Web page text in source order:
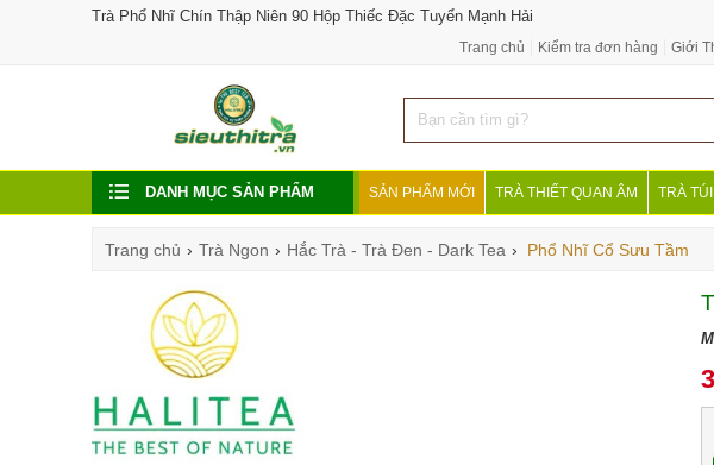
Trà Phổ Nhĩ Chín Thập Niên 90 Hộp Thiếc Đặc Tuyển Mạnh Hải
Trang chủ Kiểm tra đơn hàng Giới
DANH MỤC SẢN PHẨM SẢN PHẨM MỚI TRÀ THIẾT QUAN ÂM TRÀ
Trang chủ › Trà Ngon › Hắc Trà - Trà Đen - Dark Tea › Phổ Nhĩ Cổ Sưu Tầm